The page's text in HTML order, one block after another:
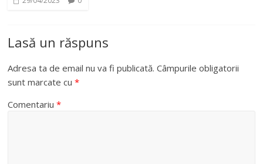
Lasă un răspuns
Adresa ta de email nu va fi publicată. Câmpurile obligatorii
sunt marcate cu*
Comentariu*